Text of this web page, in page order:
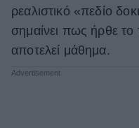
ρεαλιστικό «πεδίο
σημαίνει πως ήρθε
αποτελεί μάθημα.